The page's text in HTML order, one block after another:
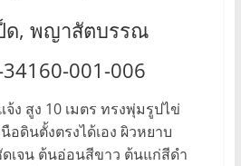
ด, พญาสัตบรรณ
001-006
ง สูง 10 เมตร ทรงพุ่มรูปไข่
อดินตั้งตรงได้เอง ผิวหยาบ
เจน ต้นอ่อนสีขาว ต้นแก่สีดำ